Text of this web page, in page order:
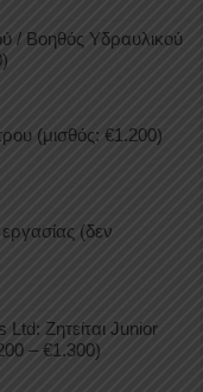
/ Βοηθός Υδραυλικού
(μισθός: €1.200)
(δεν
Ζητείται Junior
– €1.300)